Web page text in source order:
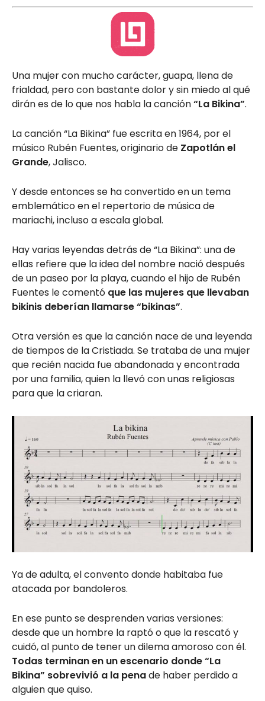
Una mujer con mucho carácter, guapa, llena de
frialdad, pero con bastante dolor y sin miedo al qué
dirán es de lo que nos habla la canción“La Bikina”.
La canción “La Bikina” fue escrita en 1964, por el
músico Rubén Fuentes, originario de Zapotlán el
Grande, Jalisco.
Y desde entonces se ha convertido en un tema
emblemático en el repertorio de música de
mariachi, incluso a escala global.
Hay varias leyendas detrás de “La Bikina”: una de
ellas refiere que la idea del nombre naciódespués
de un paseo por la playa, cuando el hijo de Rubén
Fuentes le comentó que las mujeres que llevaban
bikinis deberían llamarse “bikinas”.
Otra versión es que la canción nace de una leyenda
de tiempos de la Cristiada. Se trataba de una mujer
que recién nacida fue abandonada y encontrada
por una familia, quien la llevó con unas religiosas
para que la criaran.
Ya de adulta, el convento donde habitaba fue
atacada por bandoleros.
En ese punto se desprenden varias versiones:
desde que un hombre la raptó o que la rescató y
cuidó, al punto de tener un dilema amoroso con él.
Todas terminan en un escenario donde “La
Bikina” sobrevivió a la penade haber perdido a
alguien que quiso.